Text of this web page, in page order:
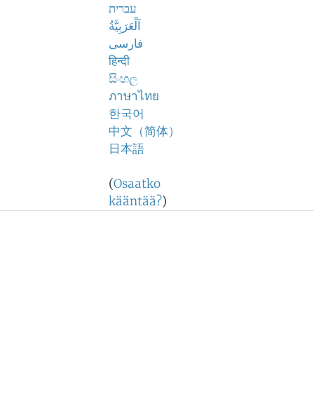
עברית
اَلْعَرَبِيَّةُ
فارسی
हिन्दी
සිංහල
ภาษาไทย
한국어
中文（简体）
日本語
(Osaatko
kääntää?)